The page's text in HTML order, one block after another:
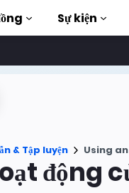
luyện
chỉnh
to AMP
Sự kiện
& Tập luyện Using
động